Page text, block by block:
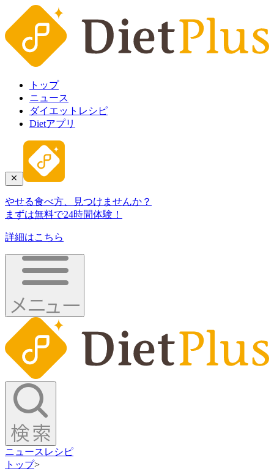
トップ
ニュース
ダイエットレシピ
Dietアプリ
やせる食べ方、見つけませんか？
まずは無料で24時間体験！
詳細はこちら
ニュース レシピ
トップ>